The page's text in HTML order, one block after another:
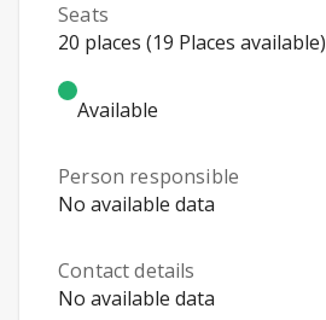
Seats
20 places (19 Places available)
Available
Person responsible
No available data
Contact details
No available data